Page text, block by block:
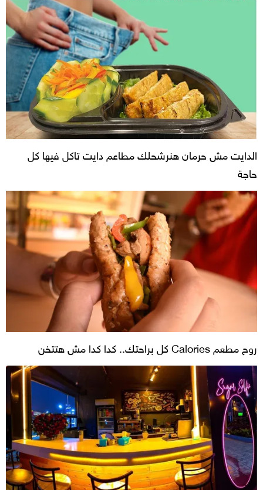
الدايت مش حرمان هنرشحلك مطاعم دايت تاكل فيها كل
حاجة
روح مطعم Calories كل براحتك.. كدا كدا مش هتتخن